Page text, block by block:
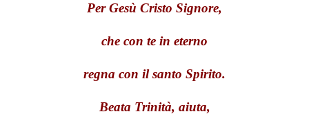
Per Gesù Cristo Signore,
che con te in eterno
regna con il santo Spirito.
Beata Trinità, aiuta,